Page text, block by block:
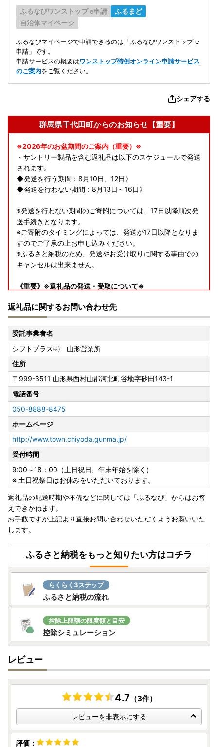
ふるなびワンストップ e申請
ふるまど
自治体マイページ
ふるなびマイページで申請できるのは「ふるなびワンストップ e
申請」です。
申請サービスの概要はワンストップ特例オンライン申請サービス
のご案内をご覧ください。
シェアする
群馬県千代田町からのお知らせ【重要】
※2026年のお盆期間のご案内（重要）※
・サントリー製品を含む返礼品は以下のスケジュールで発送
されます。
◆発送を行う期間：8月10日、12日》
◆発送を行わない期間：8月13日～16日》
※発送を行わない期間のご寄附については、17日以降順次発
送手続きとなります。
※ご寄附のタイミングによっては、発送が17日以降となりま
すのでご了承の上お申し込みください。
※ふるさと納税のため、発送やお受け取りに関する事由での
キャンセルは出来ません。
《重要》※返礼品の発送・受取について※
る場合がございます。
・発送は、事業元での準備ができ次第順次発送開始となりま
すので、日時指定ご希望の場合は配送業者へ直接お問い合わ
せください。
・連休中にお受け取りいただけず返送となった場合の再送は
行えませんのでご了承ください。
※お申込みの前に必ずご確認ください※
■寄付の申込について
・寄附者様のご都合による寄附申込のキャンセルや返礼品の
変更等は出来ませんのであらかじめご了承ください。
・配送先や名義変更があった場合は、至急お問合せ先までご
連絡いただけますようお願いいたします。
※保管期限切れ等で受け取れなかった場合の再送等は行えま
せん。
■ヤマト運輸(株)の荷物転送サービス有料化のお知らせ
・引越し等により転送となり生じた配送料は、転送先の受取
人様のご負担となります。（転送料は配送業者へご確認くだ
さい）※贈答用としてお送りする場合も同様となります
返礼品に関するお問い合わせ先
委託事業者名
シフトプラス㈱ 山形営業所
住所
〒999-3511 山形県西村山郡河北町谷地字砂田143-1
電話番号
050-8888-8475
ホームページ
http://www.town.chiyoda.gunma.jp/
受付時間
9:00～18：00（土日祝日、年末年始を除く）
※ 土日祝祭日はお休みをいただいております。
返礼品の配送時期や不備などに関しては「ふるなび」からはお答
えできかねます。
お手数ですが上記より直接お問い合わせいただくようお願いいた
します。
ふるさと納税をもっと知りたい方はコチラ
らくらく3ステップ
ふるさと納税の流れ
控除上限額の限度額と目安
控除シミュレーション
レビュー
4.7 （3件）
レビューを非表示にする